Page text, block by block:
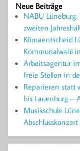
Neue Beiträge
NABU
zweiten
Klimaentscheid
Kommunalwahl
Arbeitsagentur
freie Stellen in
Reparieren statt
bis Lauenburg –
Musikschule